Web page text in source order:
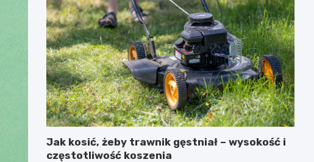
Jak kosić, żeby trawnik gęstniał – wysokość i
częstotliwość koszenia